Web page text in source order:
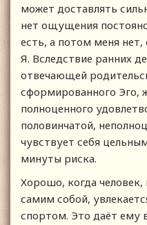
может доставлять
нет ощущения
есть, а потом меня
Я. Вследствие ранних
отвечающей
сформированного Эго,
полноценного
половинчатой,
чувствует себя
минуты риска.
Хорошо, когда
самим собой,
спортом. Это даёт ему